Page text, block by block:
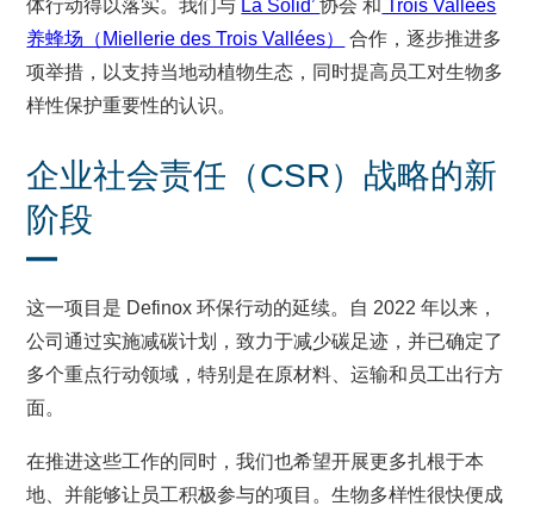
体行动得以落实。我们与 La Solid’协会 和 Trois Vallées
养蜂场（Miellerie des Trois Vallées）
合作，逐步推进多
项举措，以支持当地动植物生态，同时提高员工对生物多
样性保护重要性的认识。
企业社会责任（CSR）战略的新
阶段
这一项目是 Definox 环保行动的延续。自 2022 年以来，
公司通过实施减碳计划，致力于减少碳足迹，并已确定了
多个重点行动领域，特别是在原材料、运输和员工出行方
面。
在推进这些工作的同时，我们也希望开展更多扎根于本
地、并能够让员工积极参与的项目。生物多样性很快便成